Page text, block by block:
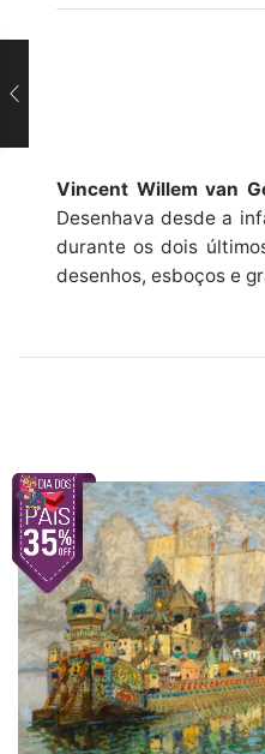
Vincent Willem van
Desenhava desde a
durante os dois
desenhos, esboços e